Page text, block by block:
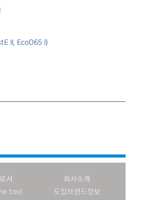
II, EcoO65 I）
셔
tool
회사소개
도입브랜드정보